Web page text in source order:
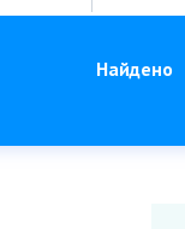
Найдено